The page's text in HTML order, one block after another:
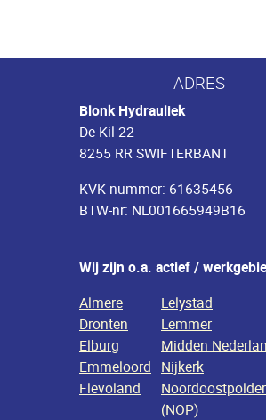
ADRES
Blonk Hydrauliek
De Kil 22
8255 RR SWIFTERBANT
KVK-nummer: 61635456
BTW-nr: NL001665949B16
Wij zijn o.a. actief /
Almere
Lelystad
Dronten
Lemmer
Elburg
Midden
Emmeloord Nijkerk
Flevoland
Noordoostpolder
(NOP)